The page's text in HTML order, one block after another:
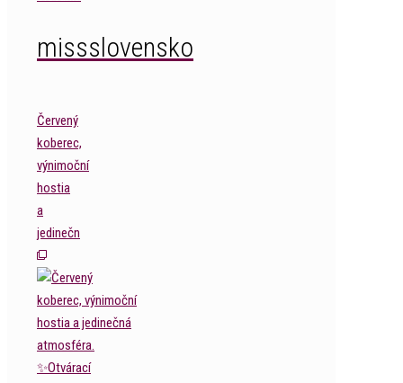
missslovensko
Červený
koberec,
výnimoční
hostia
a
jedinečn